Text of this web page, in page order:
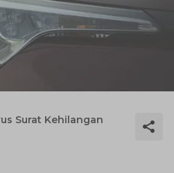
Surat Kehilangan